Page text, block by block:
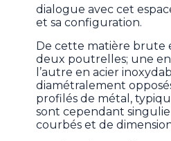
dialogue avec cet
et sa configuration.
De cette matière brute
deux poutrelles; une
l’autre en acier
diamétralement opposés
profilés de métal,
sont cependant
courbés et de